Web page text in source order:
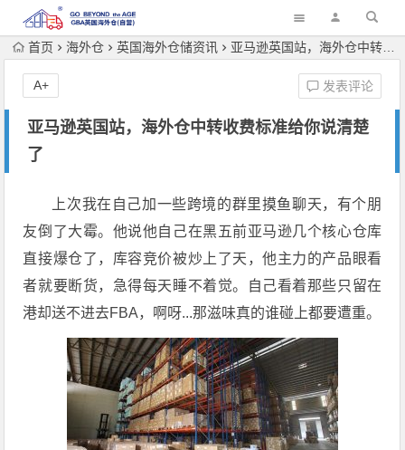
首页 海外仓 英国海外仓储资讯 亚马逊英国站，海外仓中转收费标准给你说清楚了
亚马逊英国站，海外仓中转收费标准给你说清楚
了
发表评论
A+
上次我在自己加一些跨境的群里摸鱼聊天，有个朋
友倒了大霉。他说他自己在黑五前亚马逊几个核心仓库
直接爆仓了，库容竞价被炒上了天，他主力的产品眼看
者就要断货，急得每天睡不着觉。自己看着那些只留在
港却送不进去FBA，啊呀...那滋味真的谁碰上都要遭重。